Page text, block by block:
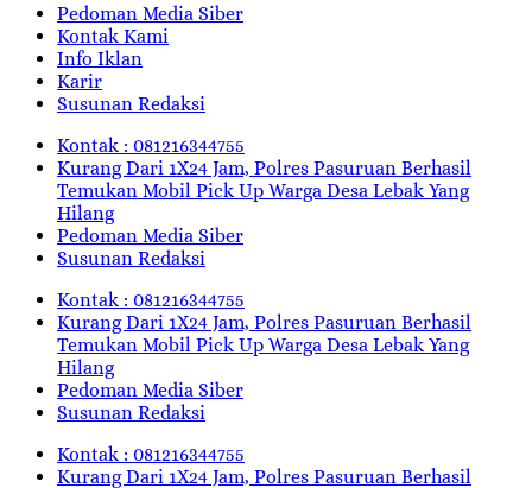
Pedoman Media Siber
Kontak Kami
Info Iklan
Karir
Susunan Redaksi
Kontak : 081216344755
Kurang Dari 1X24 Jam, Polres Pasuruan Berhasil
Temukan Mobil Pick Up Warga Desa Lebak Yang
Hilang
Pedoman Media Siber
Susunan Redaksi
Kontak : 081216344755
Kurang Dari 1X24 Jam, Polres Pasuruan Berhasil
Temukan Mobil Pick Up Warga Desa Lebak Yang
Hilang
Pedoman Media Siber
Susunan Redaksi
Kontak : 081216344755
Kurang Dari 1X24 Jam, Polres Pasuruan Berhasil